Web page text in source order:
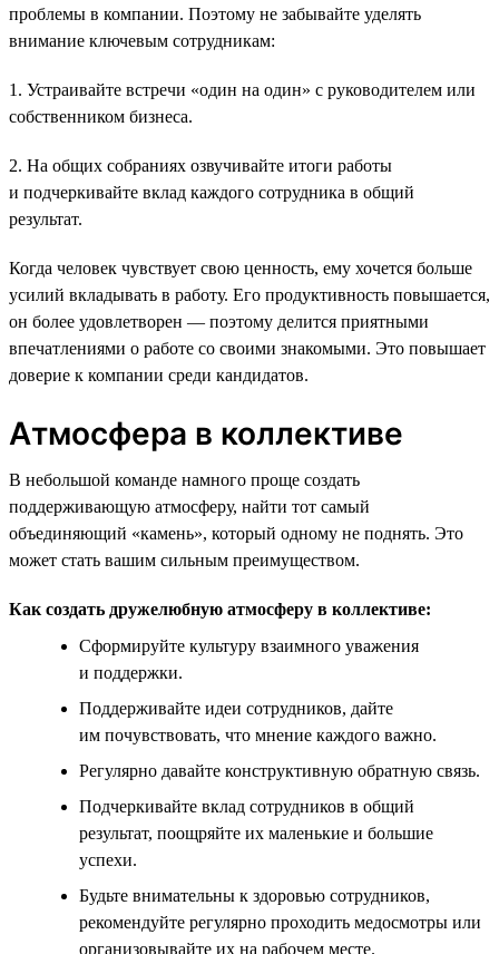
проблемы в компании. Поэтому не забывайте уделять
внимание ключевым сотрудникам:
1. Устраивайте встречи «один на один» с руководителем или
собственником бизнеса.
2. На общих собраниях озвучивайте итоги работы
и подчеркивайте вклад каждого сотрудника в общий
результат.
Когда человек чувствует свою ценность, ему хочется больше
усилий вкладывать в работу. Его продуктивность повышается,
он более удовлетворен — поэтому делится приятными
впечатлениями о работе со своими знакомыми. Это повышает
доверие к компании среди кандидатов.
Атмосфера в коллективе
В небольшой команде намного проще создать
поддерживающую атмосферу, найти тот самый
объединяющий «камень», который одному не поднять. Это
может стать вашим сильным преимуществом.
Как создать дружелюбную атмосферу в коллективе:
Сформируйте культуру взаимного уважения
и поддержки.
Поддерживайте идеи сотрудников, дайте
им почувствовать, что мнение каждого важно.
Регулярно давайте конструктивную обратную связь.
Подчеркивайте вклад сотрудников в общий
результат, поощряйте их маленькие и большие
успехи.
Будьте внимательны к здоровью сотрудников,
рекомендуйте регулярно проходить медосмотры или
организовывайте их на рабочем месте.